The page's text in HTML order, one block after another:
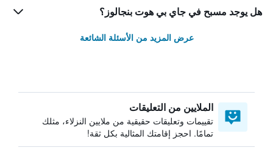
هل يوجد مسبح في جاي بي هوت بنجالوز؟
عرض المزيد من الأسئلة الشائعة
الملايين من التعليقات
تقييمات وتعليقات حقيقية من ملايين النزلاء، مثلك
تمامًا. احجز إقامتك المثالية بكل ثقة!